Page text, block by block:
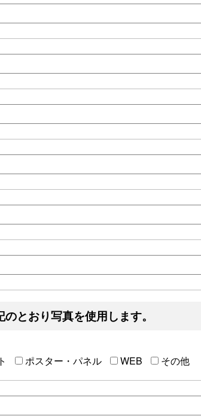
とおり写真を使用します。
ポスター・パネル WEB その他